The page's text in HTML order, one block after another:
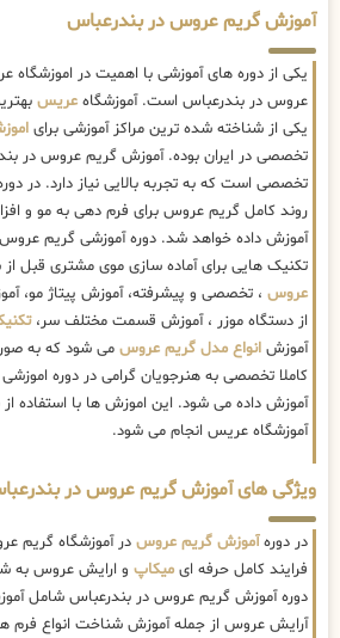
آموزش گریم عروس در بندرعباس
یکی از دوره های آموزشی با اهمیت در اموزشگاه
عروس در بندرعباس است. آموزشگاه عریس
یکی از شناخته شده ترین مراکز آموزشی برای
تخصصی در ایران بوده. آموزش گریم عروس در
تخصصی است که به تجربه بالایی نیاز دارد. در
روند کامل گریم عروس برای فرم دهی به مو و
آموزش داده خواهد شد. دوره آموزشی گریم
تکنیک هایی برای آماده سازی موی مشتری قبل
عروس ، تخصصی و پیشرفته، آموزش پیتاژ مو،
از دستگاه موزر ، آموزش قسمت مختلف سر،
آموزش انواع مدل گریم عروس می شود که به
کاملا تخصصی به هنرجویان گرامی در دوره
آموزش داده می شود. این اموزش ها با استفاده
آموزشگاه عریس انجام می شود.
ویژگی های آموزش گریم عروس در
در دورهآموزش گریم عروس در آموزشگاه گریم
فرایند کامل حرفه ای میکاپ و ارایش عروس به
دوره آموزش گریم عروس در بندرعباس شامل
آرایش عروس از جمله آموزش شناخت انواع فرم